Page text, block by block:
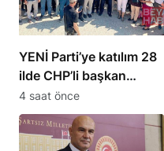
YENİ Parti’ye katılım 28
ilde CHP’li başkan
kalmadı
4 saat önce